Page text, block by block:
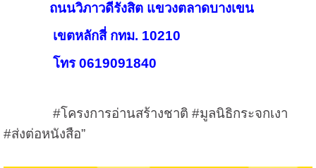
ถนนวิภาวดีรังสิต แขวงตลาดบางเขน
เขตหลักสี่ กทม. 10210
โทร 0619091840
#โครงการอ่านสร้างชาติ #มูลนิธิกระจกเงา
#ส่งต่อหนังสือ”